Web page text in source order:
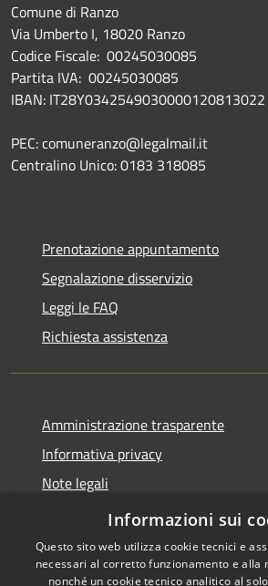
Comune di Ranzo
Via Umberto I, 18020 Ranzo
Codice Fiscale: 00245030085
Partita IVA: 00245030085
IBAN: IT28Y0342549030000120813022
PEC: comuneranzo@legalmail.it
Centralino Unico: 0183 318085
Prenotazione appuntamento
Segnalazione disservizio
Leggi le FAQ
Richiesta assistenza
Amministrazione trasparente
Informativa privacy
Note legali
Dichiarazione di accessibilità
Informazioni sui
Questo sito web utilizza cookie tecnici e
necessari al corretto funzionamento e alla
nonché un cookie tecnico analitico al